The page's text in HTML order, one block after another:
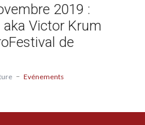
2019 :
aka Victor Krum
de
Evénements